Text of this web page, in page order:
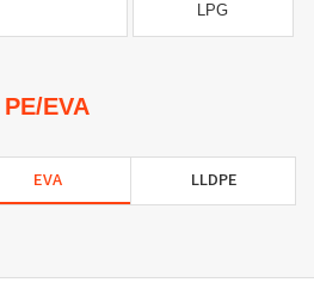
LPG
PE/EVA
EVA LLDPE